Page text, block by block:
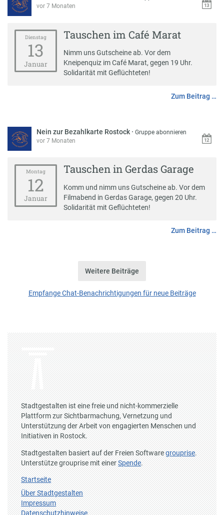
vor 7 Monaten
Dienstag
13
Januar
Tauschen im Café Marat
Nimm uns Gutscheine ab. Vor dem
Kneipenquiz im Café Marat, gegen 19 Uhr.
Solidarität mit Geflüchteten!
Zum Beitrag …
Nein zur Bezahlkarte Rostock ·Gruppe abonnieren
vor 7 Monaten
Montag
12
Januar
Tauschen in Gerdas Garage
Komm und nimm uns Gutscheine ab. Vor dem
Filmabend in Gerdas Garage, gegen 20 Uhr.
Solidarität mit Geflüchteten!
Zum Beitrag …
Weitere Beiträge
Empfange Chat-Benachrichtigungen für neue Beiträge
Stadtgestalten ist eine freie und nicht-kommerzielle
Plattform zur Sichtbarmachung, Vernetzung und
Unterstützung der Arbeit von engagierten Menschen und
Initiativen in Rostock.
Stadtgestalten basiert auf der Freien Softwaregrouprise.
Unterstütze grouprise mit einerSpende.
Startseite
Über Stadtgestalten
Impressum
Datenschutzhinweise